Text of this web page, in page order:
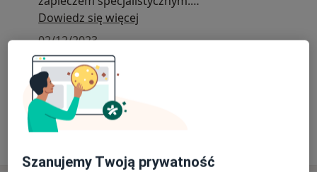
Przeprowadzamy kompleksowa ocenę pacjentów
w zakresie kardiologii, pulmonologii, ortopedii,
kardiochirurgii, pediatrii, radiologii, flebologii,
obesitologii.
Oferujemy konsultacje wysokospecjalistyczne
oraz najwyższą jakość diagnostyki
ultrasonograficznej. Przeprowadzamy
kwalifikacje do zabiegów oraz oferujemy opiekę
specjalistyczną chorych po operacjach.
Dowiedz się więcej
02/12/2023
Szanujemy Twoją prywatność